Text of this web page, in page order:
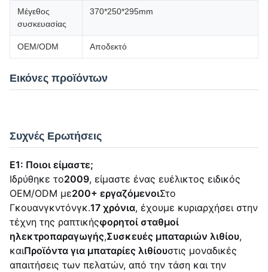
Μέγεθος
συσκευασίας
370*250*295mm
OEM/ODM Αποδεκτό
Εικόνες προϊόντων
Συχνές Ερωτήσεις
Ε1: Ποιοι είμαστε;
Ιδρύθηκε το2009, είμαστε ένας ευέλικτος ειδικός
OEM/ODM με200+ εργαζόμενοιΣτο
Γκουανγκντόνγκ.17 χρόνια, έχουμε κυριαρχήσει στην
τέχνη της ραπτικήςφορητοί σταθμοί
ηλεκτροπαραγωγής,Συσκευές μπαταριών λιθίου,
καιΠροϊόντα για μπαταρίες λιθίουστις μοναδικές
απαιτήσεις των πελατών, από την τάση και την